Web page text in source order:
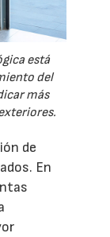
está
del
más
de
En